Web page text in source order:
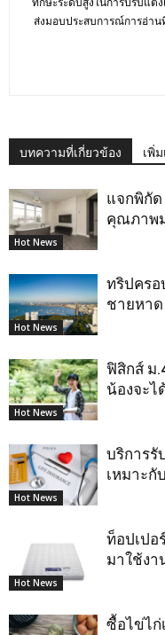
ทักษะระดับสูงในการปรับแต่ง
ส่งมอบประสบการณ์การอ่า
บทความที่เกี่ยวข้อง เพิ่
Hot News
แจกพิกัด
คุณภาพ
Hot News
ทริปครอ
ชายหาด
Hot News
ฟิสิกส์ ม
น้องจะไ
Hot News
บริการ
เหมาะกั
Hot News
ท็อปเปอ
มาใช้งา
ซื้อไข่ไก่